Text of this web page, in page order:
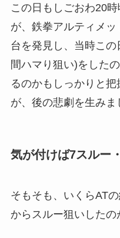
この日もしごおわ20
が、鉄拳アルティメ
台を発見し、当時こ
間ハマり狙い)をした
るのかもしっかりと
が、後の悲劇を生みま
気が付けば7スルー
そもそも、いくらAT
からスルー狙いしたの